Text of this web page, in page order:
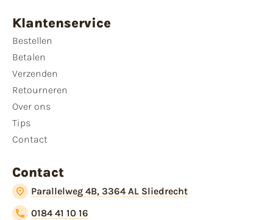
Klantenservice
Bestellen
Betalen
Verzenden
Retourneren
Over ons
Tips
Contact
Contact
Parallelweg 4B, 3364 AL Sliedrecht
0184 41 10 16